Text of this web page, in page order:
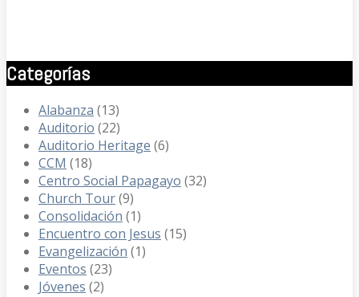
Categorías
Alabanza (13)
Auditorio (22)
Auditorio Heritage (6)
CCM (18)
Centro Social Papagayo (32)
Church Tour(9)
Consolidación (1)
Encuentro con Jesus (15)
Evangelización (1)
Eventos (23)
Jóvenes (2)